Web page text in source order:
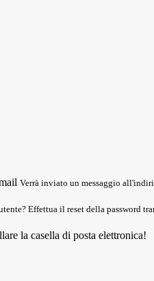
Verrà inviato un messaggio
Effettua il reset della password
la casella di posta elettronica!